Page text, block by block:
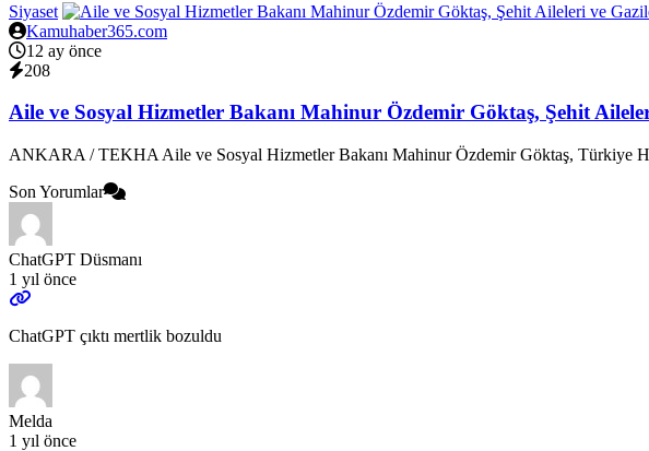
Siyaset
Kamuhaber365.com
12 ay önce
208
Aile ve Sosyal Hizmetler Bakanı Mahinur Özdemir Göktaş, Şehit
ANKARA / TEKHA Aile ve Sosyal Hizmetler Bakanı Mahinur Özdemir Göktaş, Türkiye
Son Yorumlar
ChatGPT Düsmanı
1 yıl önce
ChatGPT çıktı mertlik bozuldu
Melda
1 yıl önce